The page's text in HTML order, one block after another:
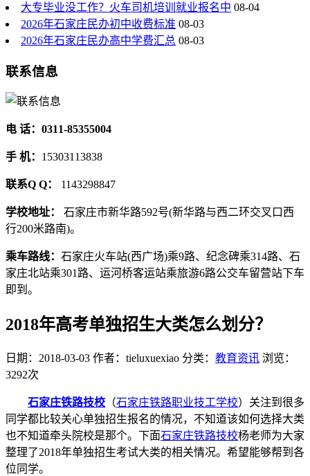
大专毕业没工作？火车司机培训就业报名中 08-04
2026年石家庄民办初中收费标准 08-03
2026年石家庄民办高中学费汇总 08-03
联系信息
电 话：0311-85355004
手 机： 15303113838
联系Q Q： 1143298847
学校地址： 石家庄市新华路592号(新华路与西二环交叉口西
行200米路南)。
乘车路线： 石家庄火车站(西广场)乘9路、纪念碑乘314路、石
家庄北站乘301路、运河桥客运站乘旅游6路公交车留营站下车
即到。
2018年高考单独招生大类怎么划分？
日期：2018-03-03 作者：tieluxuexiao 分类： 教育资讯 浏览：
3292次
石家庄铁路技校 （石家庄铁路职业技工学校）关注到很多
同学都比较关心单独招生报名的情况，不知道该如何选择大类
也不知道牵头院校是那个。下面石家庄铁路技校杨老师为大家
整理了2018年单独招生考试大类的相关情况。希望能够帮到各
位同学。